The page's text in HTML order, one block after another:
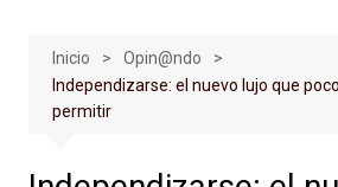
Inicio
Opin@ndo
Independizarse: el nuevo lujo que
permitir